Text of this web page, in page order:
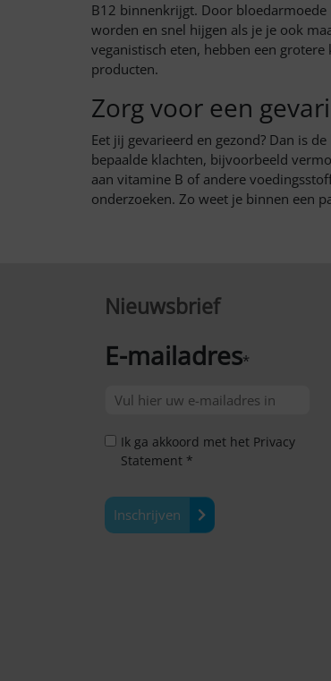
B12 binnenkrijgt. Door bloedarmoede
worden en snel hijgen als je je ook
veganistisch eten, hebben een
producten.
Zorg voor een
Eet jij gevarieerd en gezond? Dan is
bepaalde klachten, bijvoorbeeld
aan vitamine B of andere
onderzoeken. Zo weet je binnen een
Nieuwsbrief
E-mailadres*
Ik ga akkoord met het Privacy
Statement *
Inschrijven